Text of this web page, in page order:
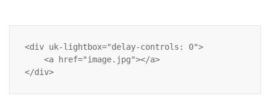
<div uk-lightbox="delay-controls: 0">
    <a href="image.jpg"></a>